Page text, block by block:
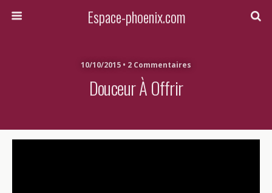
Espace-phoenix.com
10/10/2015 • 2 Commentaires
Douceur À Offrir